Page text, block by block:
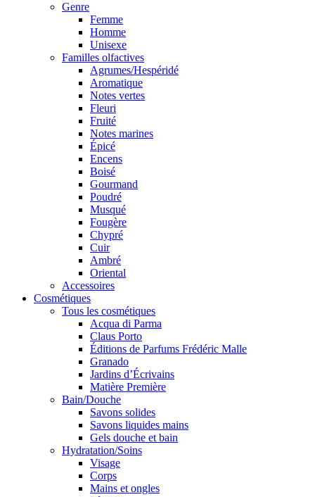
Genre
Femme
Homme
Unisexe
Familles olfactives
Agrumes/Hespéridé
Aromatique
Notes vertes
Fleuri
Fruité
Notes marines
Épicé
Encens
Boisé
Gourmand
Poudré
Musqué
Fougère
Chypré
Cuir
Ambré
Oriental
Accessoires
Cosmétiques
Tous les cosmétiques
Acqua di Parma
Claus Porto
Éditions de Parfums Frédéric Malle
Granado
Jardins d’Écrivains
Matière Première
Bain/Douche
Savons solides
Savons liquides mains
Gels douche et bain
Hydratation/Soins
Visage
Corps
Mains et ongles